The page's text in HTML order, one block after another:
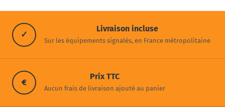
✓
Livraison incluse
Sur les équipements signalés, en France métropolitaine
€
Prix TTC
Aucun frais de livraison ajouté au panier